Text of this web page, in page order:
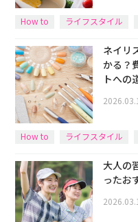
How to ライフスタイル
ネイリ
かる？
トへの
How to ライフスタイル
大人の
ったお